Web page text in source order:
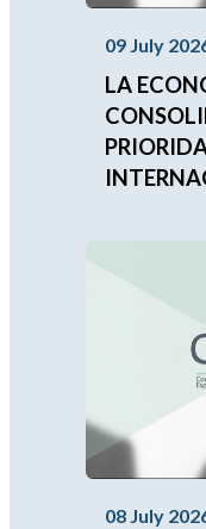
09 July
LA
08 July